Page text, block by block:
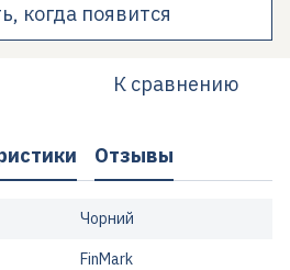
когда появится
К сравнению
Отзывы
Чорний
FinMark